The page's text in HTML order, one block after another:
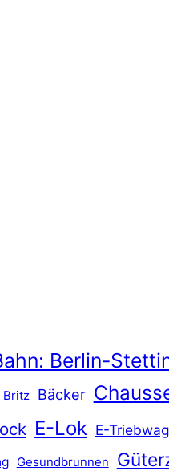
Berlin-
Britz Bäcker
E-Lok E-
Gesundbrunnen